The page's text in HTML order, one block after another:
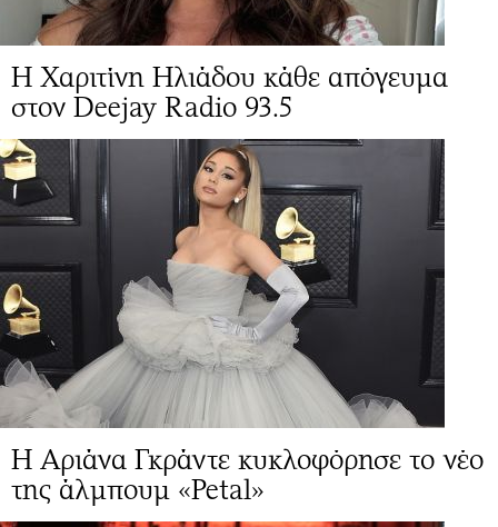
Η Χαριτίνη Ηλιάδου κάθε απόγευμα
στον Deejay Radio 93.5
Η Αριάνα Γκράντε κυκλοφόρησε το νέο
της άλμπουμ «Petal»